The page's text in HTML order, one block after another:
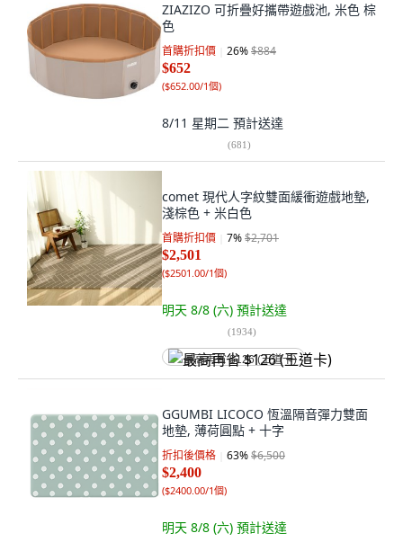
ZIAZIZO 可折疊好攜帶遊戲池, 米色 棕
色
首購折扣價 26%$884
$652
($652.00/1個)
8/11 星期二 預計送達
(681)
comet 現代人字紋雙面緩衝遊戲地墊,
淺棕色 + 米白色
首購折扣價 7%$2,701
$2,501
($2501.00/1個)
明天 8/8 (六) 預計送達
(1934)
最高再省 $126 (王道卡)
GGUMBI LICOCO 恆溫隔音彈力雙面
地墊, 薄荷圓點 + 十字
折扣後價格 63%$6,500
$2,400
($2400.00/1個)
明天 8/8 (六) 預計送達